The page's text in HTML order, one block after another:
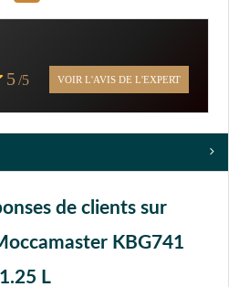
5/5 VOIR L'AVIS DE L'EXPERT
de clients sur
KBG741
L